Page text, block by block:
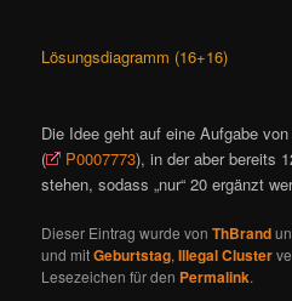
Lösungsdiagramm (16+16)
Die Idee geht auf eine Aufgabe von
(
P0007773), in der aber bereits
stehen, sodass „nur“ 20 ergänzt
Dieser Eintrag wurde vonThBrand
und mitGeburtstag,Illegal Cluster
Lesezeichen für den Permalink.